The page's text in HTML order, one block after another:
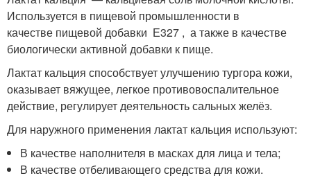
Используется в пищевой промышленности в
качестве пищевой добавки Е327 , а также в качестве
биологически активной добавки к пище.
Лактат кальция способствует улучшению тургора кожи,
оказывает вяжущее, легкое противовоспалительное
действие, регулирует деятельность сальных желёз.
Для наружного применения лактат кальция используют:
В качестве наполнителя в масках для лица и тела;
В качестве отбеливающего средства для кожи.